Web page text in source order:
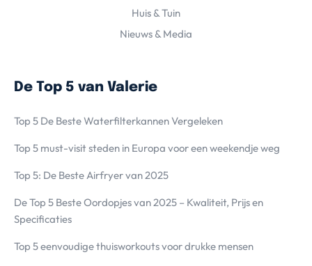
Huis & Tuin
Nieuws & Media
De Top 5 van Valerie
Top 5 De Beste Waterfilterkannen Vergeleken
Top 5 must-visit steden in Europa voor een weekendje weg
Top 5: De Beste Airfryer van 2025
De Top 5 Beste Oordopjes van 2025 – Kwaliteit, Prijs en
Specificaties
Top 5 eenvoudige thuisworkouts voor drukke mensen